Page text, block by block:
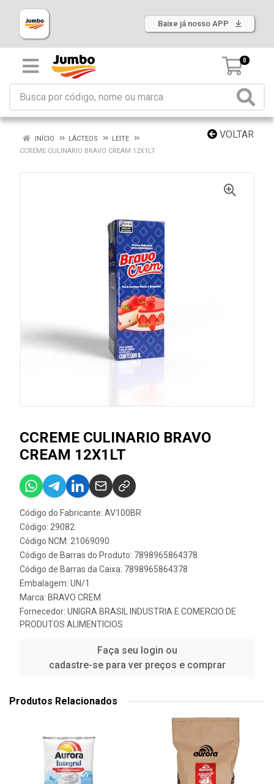
Baixe já nosso APP
0
VOLTAR
INÍCIO LÁCTEOS
LEITE
CCREME CULINARIO BRAVO CREAM 12X1LT
CCREME CULINARIO BRAVO
CREAM 12X1LT
Código do Fabricante: AV100BR
Código: 29082
Código NCM: 21069090
Código de Barras do Produto: 7898965864378
Código de Barras da Caixa: 7898965864378
Embalagem: UN/1
Marca: BRAVO CREM
Fornecedor: UNIGRA BRASIL INDUSTRIA E COMERCIO DE
PRODUTOS ALIMENTICIOS
Faça seu login ou
cadastre-se para ver preços e comprar
Produtos Relacionados